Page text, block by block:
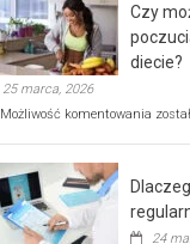
akcja
w
już
Czy
diecie?
25 marca, 2026
Możliwość komentowania Czy
że
24